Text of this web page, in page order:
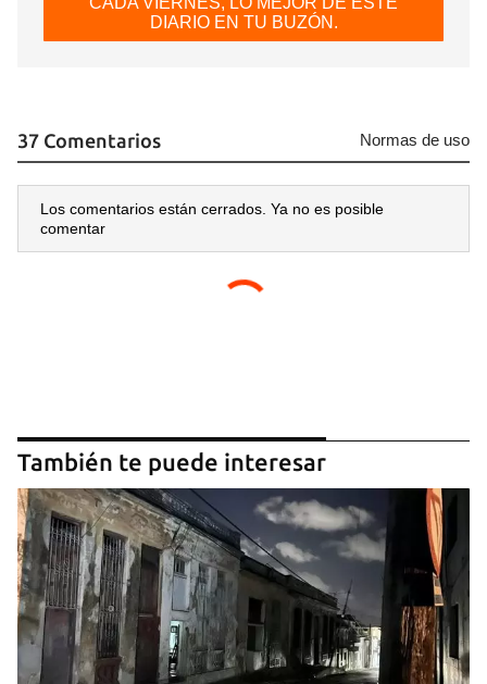
DIARIO EN TU BUZÓN.
37 Comentarios Normas de uso
Los comentarios están cerrados. Ya no es posible
comentar
También te puede interesar